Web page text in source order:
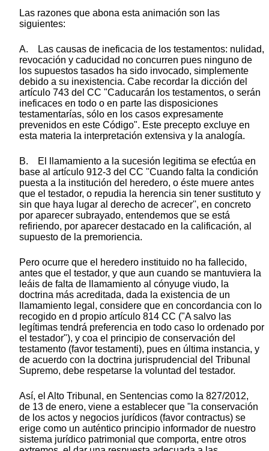
Las razones que abona esta animación son las
siguientes:
A. Las causas de ineficacia de los testamentos: nulidad,
revocación y caducidad no concurren pues ninguno de
los supuestos tasados ha sido invocado, simplemente
debido a su inexistencia. Cabe recordar la dicción del
artículo 743 del CC "Caducarán los testamentos, o serán
ineficaces en todo o en parte las disposiciones
testamentarías, sólo en los casos expresamente
prevenidos en este Código". Este precepto excluye en
esta materia la interpretación extensiva y la analogía.
B. El llamamiento a la sucesión legitima se efectúa en
base al artículo 912-3 del CC ''Cuando falta la condición
puesta a la institución del heredero, o éste muere antes
que el testador, o repudia la herencia sin tener sustituto y
sin que haya lugar al derecho de acrecer'', en concreto
por aparecer subrayado, entendemos que se está
refiriendo, por aparecer destacado en la calificación, al
supuesto de la premoriencia.
Pero ocurre que el heredero instituido no ha fallecido,
antes que el testador, y que aun cuando se mantuviera la
leáis de falta de llamamiento al cónyuge viudo, la
doctrina más acreditada, dada la existencia de un
llamamiento legal, considere que en concordancia con lo
recogido en d propio artículo 814 CC ("A salvo las
legítimas tendrá preferencia en todo caso lo ordenado por
el testador"), y coa el principio de conservación del
testamento (favor testamenti), pues en última instancia, y
de acuerdo con la doctrina jurisprudencial del Tribunal
Supremo, debe respetarse la voluntad del testador.
Así, el Alto Tribunal, en Sentencias como la 827/2012,
de 13 de enero, viene a establecer que "la conservación
de los actos y negocios jurídicos (favor contractus) se
erige como un auténtico principio informador de nuestro
sistema jurídico patrimonial que comporta, entre otros